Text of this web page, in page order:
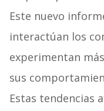
Este nuevo
interactúan los
experimentan
sus
Estas tendencias